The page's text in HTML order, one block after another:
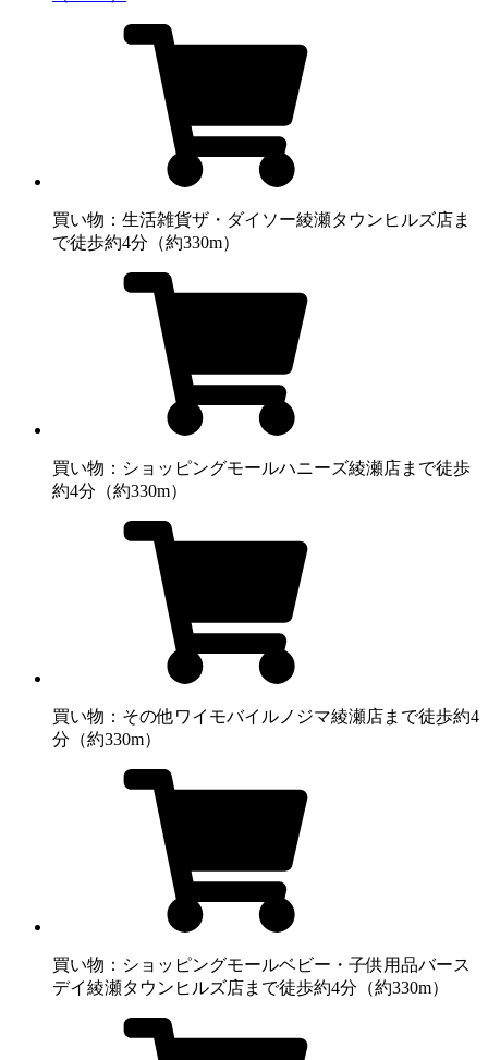
買い物：生活雑貨ザ・ダイソー綾瀬タウンヒルズ店ま
で徒歩約4分（約330m）
買い物：ショッピングモールハニーズ綾瀬店まで徒歩
約4分（約330m）
買い物：その他ワイモバイルノジマ綾瀬店まで徒歩約4
分（約330m）
買い物：ショッピングモールベビー・子供用品バース
デイ綾瀬タウンヒルズ店まで徒歩約4分（約330m）